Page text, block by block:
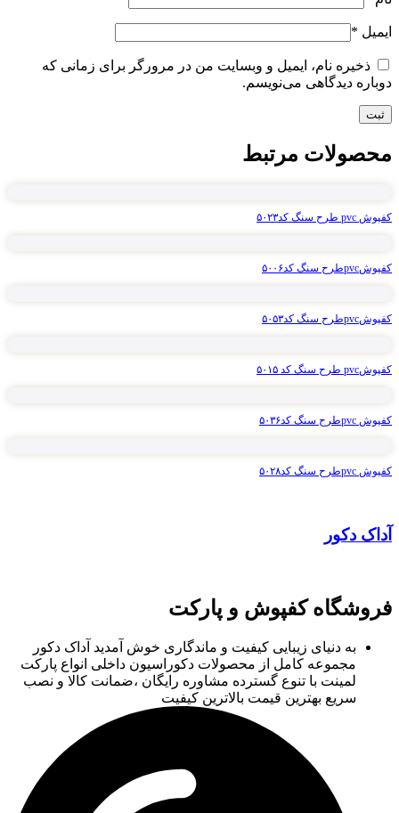
ایمیل *
ذخیره نام، ایمیل و وبسایت من در مرورگر برای زمانی که
دوباره دیدگاهی می‌نویسم.
محصولات مرتبط
کفپوش pvc طرح سنگ کد۵۰۲۳
کفپوشpvcطرح سنگ کد۵۰۰۶
کفپوشpvcطرح سنگ کد۵۰۵۳
کفپوشpvc طرح سنگ کد ۵۰۱۵
کفپوش pvcطرح سنگ کد۵۰۳۶
کفپوش pvcطرح سنگ کد۵۰۲۸
آداک دکور
فروشگاه کفپوش و پارکت
به دنیای زیبایی کیفیت و ماندگاری خوش آمدید آداک دکور
مجموعه کامل از محصولات دکوراسیون داخلی انواع پارکت
لمینت با تنوع گسترده مشاوره رایگان ،ضمانت کالا و نصب
سریع بهترین قیمت بالاترین کیفیت